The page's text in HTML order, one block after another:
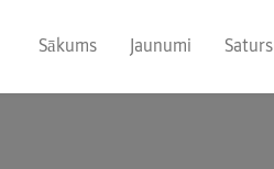
Sākums Jaunumi Saturs